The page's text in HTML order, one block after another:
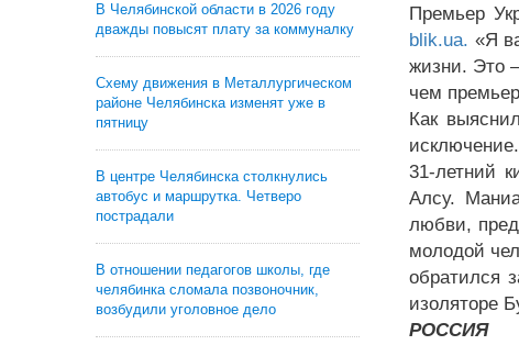
В Челябинской области в 2026 году
дважды повысят плату за коммуналку
Схему движения в Металлургическом
районе Челябинска изменят уже в
пятницу
В центре Челябинска столкнулись
автобус и маршрутка. Четверо
пострадали
В отношении педагогов школы, где
челябинка сломала позвоночник,
возбудили уголовное дело
Премьер
blik.ua. «Я
жизни. Это
чем
Как
31-летний
Алсу.
любви,
молодой
обратился
изоляторе
РОССИЯ